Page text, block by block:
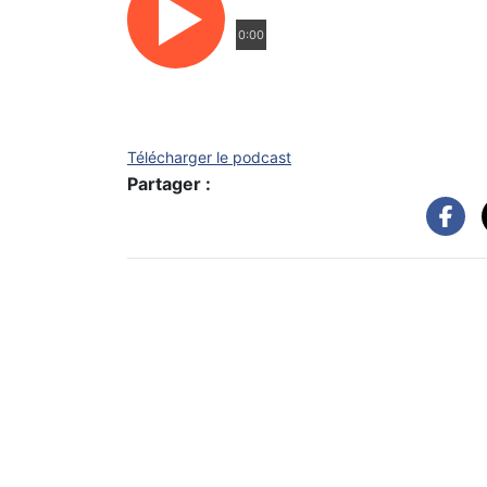
0:00
Télécharger le podcast
Partager :